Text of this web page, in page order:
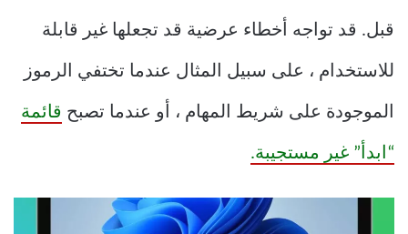
قبل. قد تواجه أخطاء عرضية قد تجعلها غير قابلة
للاستخدام ، على سبيل المثال عندما تختفي الرموز
الموجودة على شريط المهام ، أو عندما تصبح قائمة
“ابدأ” غير مستجيبة.